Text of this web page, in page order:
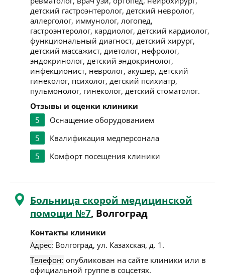
детский гастроэнтеролог, детский невролог,
аллерголог, иммунолог, логопед,
гастроэнтеролог, кардиолог, детский кардиолог,
функциональный диагност, детский хирург,
детский массажист, диетолог, нефролог,
эндокринолог, детский эндокринолог,
инфекционист, невролог, акушер, детский
гинеколог, психолог, детский психиатр,
пульмонолог, гинеколог, детский стоматолог.
Отзывы и оценки клиники
5
Оснащение оборудованием
5
Квалификация медперсонала
5
Комфорт посещения клиники
Больница скорой медицинской
помощи №7, Волгоград
Контакты клиники
Адрес: Волгоград, ул. Казахская, д. 1 .
Телефон: опубликован на сайте клиники или в
официальной группе в соцсетях.